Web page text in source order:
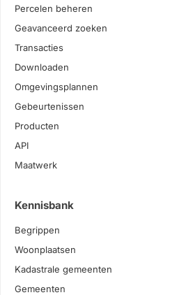
Percelen beheren
Geavanceerd zoeken
Transacties
Downloaden
Omgevingsplannen
Gebeurtenissen
Producten
API
Maatwerk
Kennisbank
Begrippen
Woonplaatsen
Kadastrale gemeenten
Gemeenten